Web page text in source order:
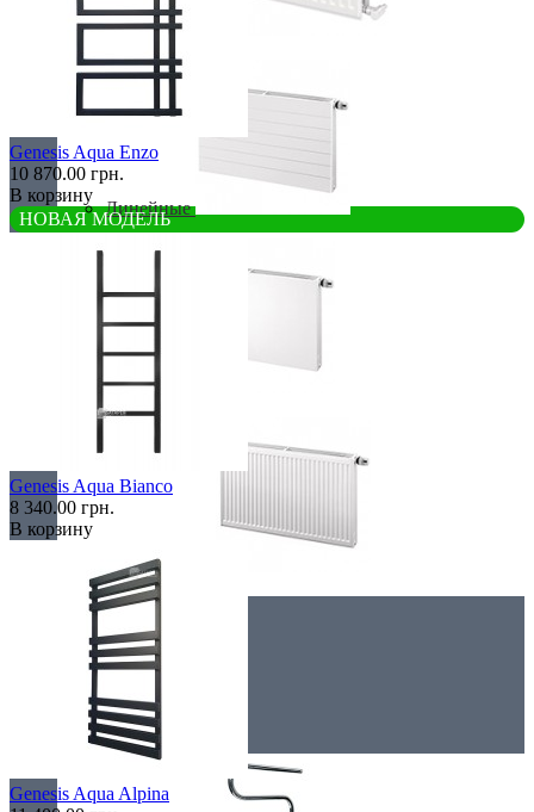
Гигиенические
Линейные
Плоские
Профильные
Чугунные радиаторы
Полотенцесушители
Genesis Aqua Enzo
10 870.00 грн.
В корзину
НОВАЯ МОДЕЛЬ
Genesis Aqua Bianco
8 340.00 грн.
В корзину
Genesis Aqua Alpina